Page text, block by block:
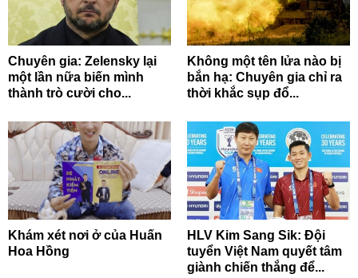
Chuyên gia: Zelensky lại
một lần nữa biến mình
thành trò cười cho...
Không một tên lửa nào bị
bắn hạ: Chuyên gia chỉ ra
thời khắc sụp đổ...
Khám xét nơi ở của Huấn
Hoa Hồng
HLV Kim Sang Sik: Đội
tuyển Việt Nam quyết tâm
giành chiến thắng để...